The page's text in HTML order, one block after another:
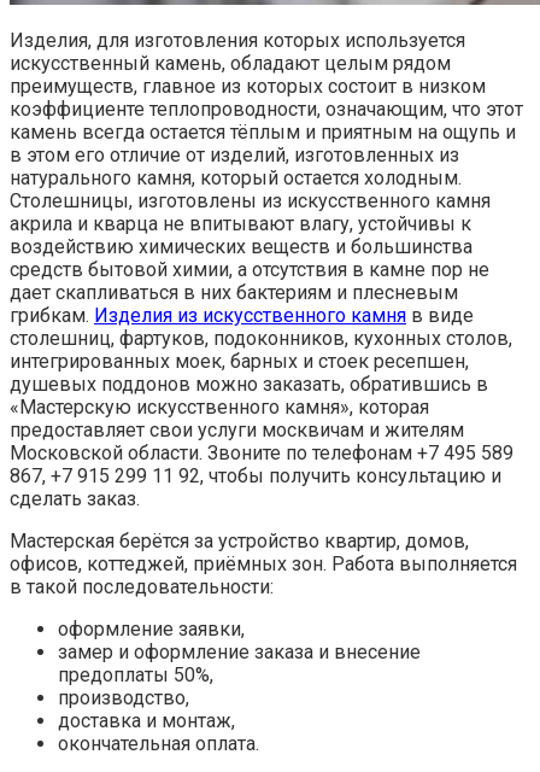
Изделия, для изготовления которых используется
искусственный камень, обладают целым рядом
преимуществ, главное из которых состоит в низком
коэффициенте теплопроводности, означающим, что этот
камень всегда остается тёплым и приятным на ощупь и
в этом его отличие от изделий, изготовленных из
натурального камня, который остается холодным.
Столешницы, изготовлены из искусственного камня
акрила и кварца не впитывают влагу, устойчивы к
воздействию химических веществ и большинства
средств бытовой химии, а отсутствия в камне пор не
дает скапливаться в них бактериям и плесневым
грибкам. Изделия из искусственного камня в виде
столешниц, фартуков, подоконников, кухонных столов,
интегрированных моек, барных и стоек ресепшен,
душевых поддонов можно заказать, обратившись в
«Мастерскую искусственного камня», которая
предоставляет свои услуги москвичам и жителям
Московской области. Звоните по телефонам +7 495 589
867, +7 915 299 11 92, чтобы получить консультацию и
сделать заказ.
Мастерская берётся за устройство квартир, домов,
офисов, коттеджей, приёмных зон. Работа выполняется
в такой последовательности:
оформление заявки,
замер и оформление заказа и внесение
предоплаты 50%,
производство,
доставка и монтаж,
окончательная оплата.